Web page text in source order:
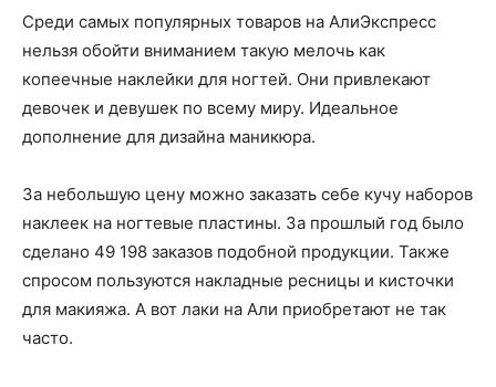
Среди самых популярных товаров на АлиЭкспресс
нельзя обойти вниманием такую мелочь как
копеечные наклейки для ногтей. Они привлекают
девочек и девушек по всему миру. Идеальное
дополнение для дизайна маникюра.
За небольшую цену можно заказать себе кучу наборов
наклеек на ногтевые пластины. За прошлый год было
сделано 49 198 заказов подобной продукции. Также
спросом пользуются накладные ресницы и кисточки
для макияжа. А вот лаки на Али приобретают не так
часто.